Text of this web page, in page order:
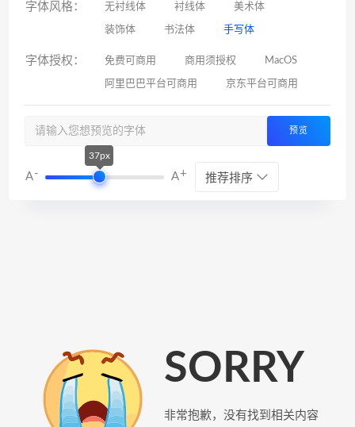
字体风格： 无衬线体 衬线体 美术体
装饰体 书法体 手写体
字体授权： 免费可商用 商用须授权 MacOS
阿里巴巴平台可商用 京东平台可商用
预览
A-
37px
A+ 推荐排序
SORRY
非常抱歉，没有找到相关内容